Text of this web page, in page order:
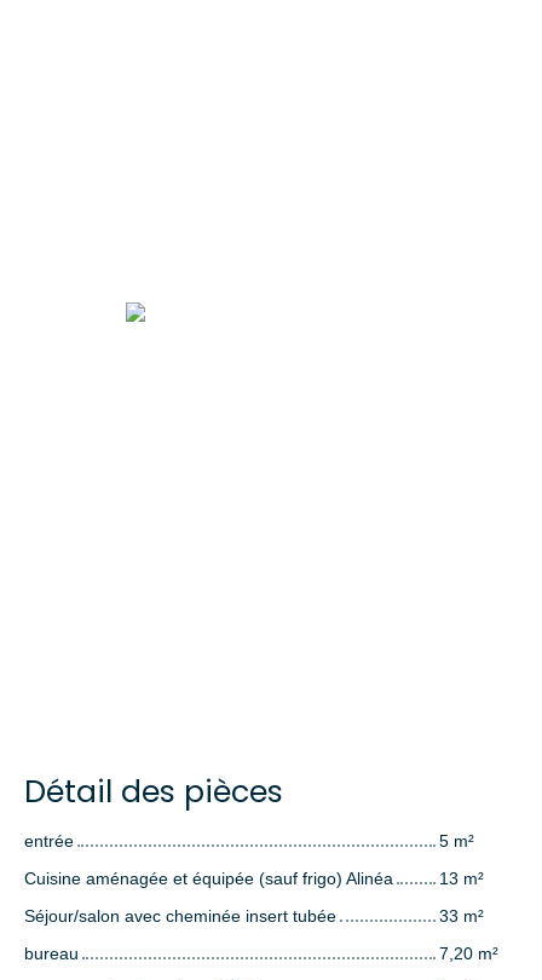
Détail des pièces
entrée
5 m²
Cuisine aménagée et équipée (sauf frigo) Alinéa
13 m²
Séjour/salon avec cheminée insert tubée
33 m²
bureau
7,20 m²